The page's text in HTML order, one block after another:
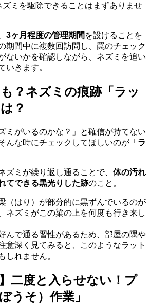
ミを駆除できることはまずありませ
3ヶ月程度の管理期間 を設けることを
期間中に複数回訪問し、罠のチェック
ないかを確認しながら、ネズミを追い
いきます。
？ネズミの痕跡「ラッ
？
ミがいるのかな？」と確信が持てない
んな時にチェックしてほしいのが「 ラ
ズミが繰り返し通ることで、 体の汚れ
てできる黒光りした跡のこと。
（はり）が部分的に黒ずんでいるのが
ネズミがこの梁の上を何度も行き来し
んで通る習性があるため、部屋の隅や
意深く見てみると、このようなラット
しれません。
二度と入らせない！プ
うそ）作業」